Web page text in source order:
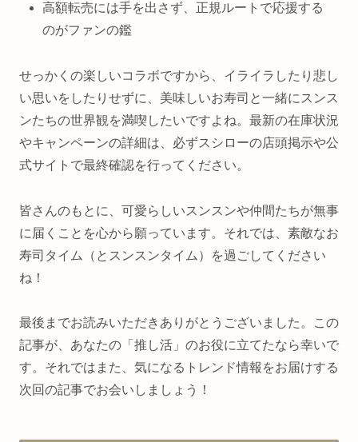
高額転売には手を出さず、正規ルートで応援する
のがファンの鑑
せっかくの楽しいコラボですから、イライラしたり悲し
い思いをしたりせずに、美味しいお寿司と一緒にスンス
ンたちの世界観を満喫したいですよね。最新の在庫状況
やキャンペーンの詳細は、必ずスシローの店頭掲示や公
式サイトで最終確認を行ってください。
皆さんのもとに、可愛らしいスンスンや仲間たちが無事
に届くことを心から願っています。それでは、素敵なお
寿司タイム（とスンスンタイム）を過ごしてください
ね！
最後までお読みいただきありがとうございました。この
記事が、あなたの「推し活」のお役に立てたなら幸いで
す。それではまた、気になるトレンド情報をお届けする
次回の記事でお会いしましょう！